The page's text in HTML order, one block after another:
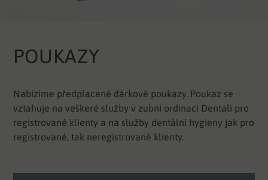
POUKAZY
Nabízíme předplacené dárkové poukazy. Poukaz se
vztahuje na veškeré služby v zubní ordinaci Dentali pro
registrované klienty a na služby dentální hygieny jak pro
registrované, tak neregistrované klienty.